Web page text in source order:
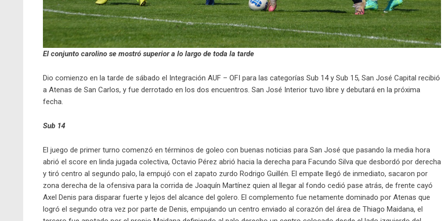
El conjunto carolino se mostró superior a lo largo de toda la tarde
Dio comienzo en la tarde de sábado el Integración AUF – OFI para las categorías Sub 14 y Sub 15, San José Capital recibió
a Atenas de San Carlos, y fue derrotado en los dos encuentros. San José Interior tuvo libre y debutará en la próxima
fecha.
Sub 14
El juego de primer turno comenzó en términos de goleo con buenas noticias para San José que pasando la media hora
abrió el score en linda jugada colectiva, Octavio Pérez abrió hacia la derecha para Facundo Silva que desbordó por derecha
y tiró centro al segundo palo, la empujó con el zapato zurdo Rodrigo Guillén. El empate llegó de inmediato, sacaron por
zona derecha de la ofensiva para la corrida de Joaquín Martínez quien al llegar al fondo cedió pase atrás, de frente cayó
Axel Denis para disparar fuerte y lejos del alcance del golero. El complemento fue netamente dominado por Atenas que
logró el segundo otra vez por parte de Denis, empujando un centro enviado al corazón del área de Thiago Maidana, el